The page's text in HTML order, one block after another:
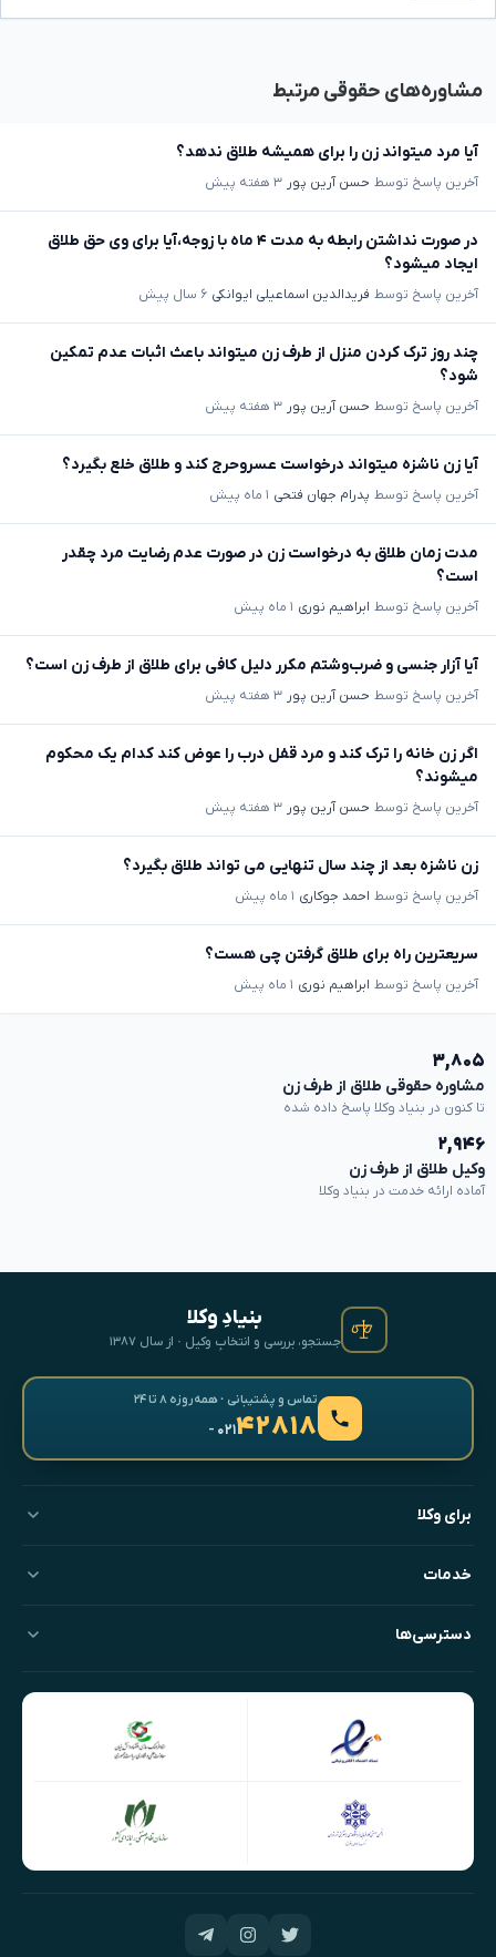
مشاوره‌های حقوقی مرتبط
آیا مرد میتواند زن را برای همیشه طلاق ندهد؟
آخرین پاسخ توسط حسن آرین پور ۳ هفته پیش
در صورت نداشتن رابطه به مدت ۴ ماه با زوجه،آیا برای وی حق طلاق
ایجاد میشود؟
آخرین پاسخ توسط فریدالدین اسماعیلی ایوانکی ۶ سال پیش
چند روز ترک کردن منزل از طرف زن میتواند باعث اثبات عدم تمکین
شود؟
آخرین پاسخ توسط حسن آرین پور ۳ هفته پیش
آیا زن ناشزه میتواند درخواست عسروحرج کند و طلاق خلع بگیرد؟
آخرین پاسخ توسط پدرام جهان فتحی ۱ ماه پیش
مدت زمان طلاق به درخواست زن در صورت عدم رضایت مرد چقدر
است؟
آخرین پاسخ توسط ابراهیم نوری ۱ ماه پیش
آیا آزار جنسی و ضرب‌وشتم مکرر دلیل کافی برای طلاق از طرف زن است؟
آخرین پاسخ توسط حسن آرین پور ۳ هفته پیش
اگر زن خانه را ترک کند و مرد قفل درب را عوض کند کدام یک محکوم
میشوند؟
آخرین پاسخ توسط حسن آرین پور ۳ هفته پیش
زن ناشزه بعد از چند سال تنهایی می تواند طلاق بگیرد؟
آخرین پاسخ توسط احمد جوکاری ۱ ماه پیش
سریعترین راه برای طلاق گرفتن چی هست؟
آخرین پاسخ توسط ابراهیم نوری ۱ ماه پیش
۳,۸۰۵
مشاوره حقوقی طلاق از طرف زن
تا کنون در بنیاد وکلا پاسخ داده شده
۲,۹۴۶
وکیل طلاق از طرف زن
آماده ارائه خدمت در بنیاد وکلا
بنیادِ وکلا
جستجو، بررسی و انتخابِ وکیل · از سال ۱۳۸۷
تماس و پشتیبانی · همه‌روزه ۸ تا ۲۴
۴۲۸۱۸- ۰۲۱
برای وکلا
خدمات
دسترسی‌ها